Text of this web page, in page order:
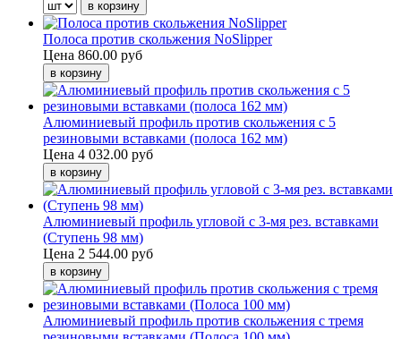
Полоса против скольжения NoSlipper
Цена 860.00 руб
Алюминиевый профиль против скольжения с 5
резиновыми вставками (полоса 162 мм)
Цена 4 032.00 руб
Алюминиевый профиль угловой с 3-мя рез. вставками
(Ступень 98 мм)
Цена 2 544.00 руб
Алюминиевый профиль против скольжения с тремя